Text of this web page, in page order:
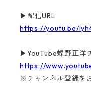
▶配信URL
https://youtu.be/
▶YouTube蝶野正洋
https://
※チャンネル登録を